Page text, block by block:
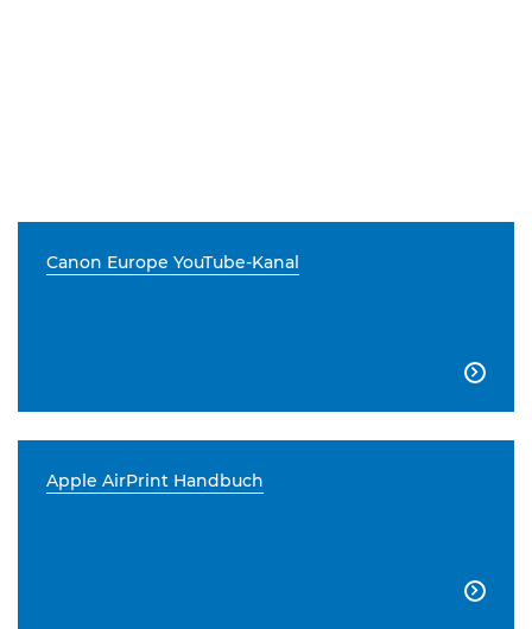
Canon Europe YouTube-Kanal

Apple AirPrint Handbuch
